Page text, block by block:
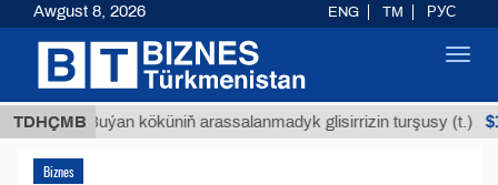
TDHÇMB
Buýan köküniň arassalanmadyk glisirrizin turşusy (t.)
Biznes
Awgust 8, 2026 ENG TM РУС